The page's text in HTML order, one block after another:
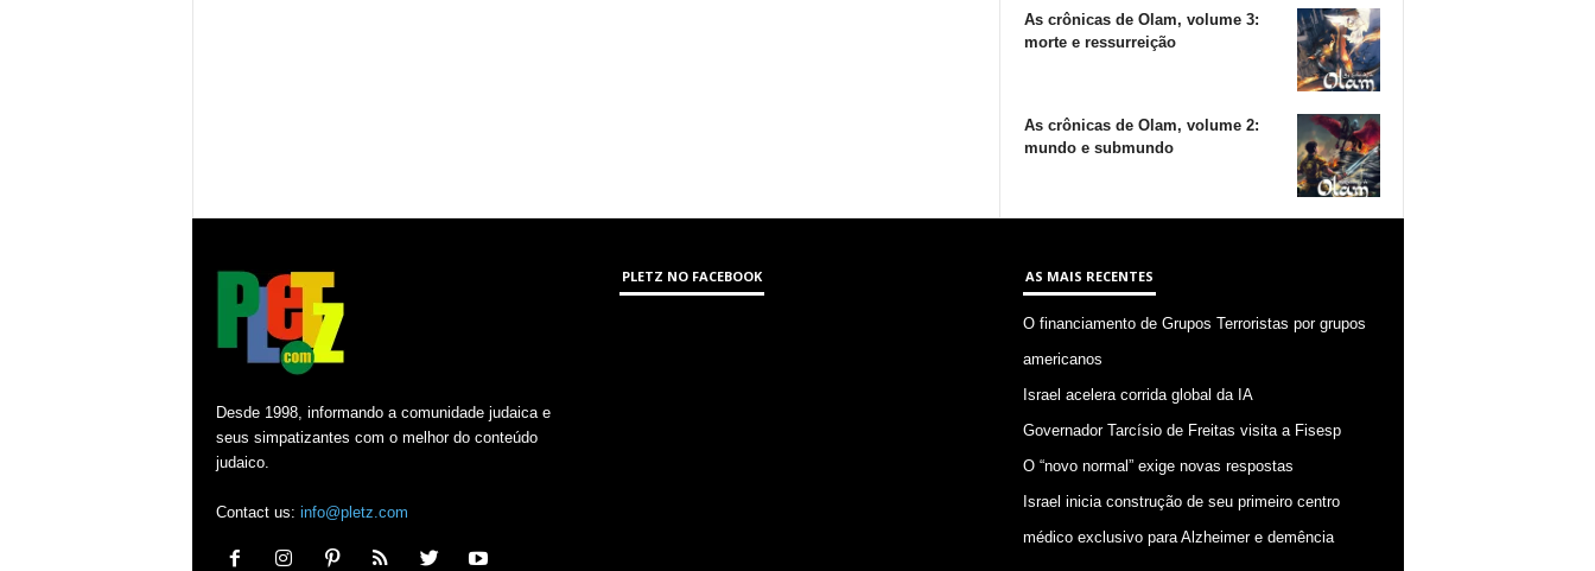
As crônicas de Olam, volume 3:
morte e ressurreição
As crônicas de Olam, volume 2:
mundo e submundo
Desde 1998, informando a comunidade judaica e
seus simpatizantes com o melhor do conteúdo
judaico.
Contact us: info@pletz.com
PLETZ NO FACEBOOK AS MAIS RECENTES
O financiamento de Grupos Terroristas por grupos
americanos
Israel acelera corrida global da IA
Governador Tarcísio de Freitas visita a Fisesp
O “novo normal” exige novas respostas
Israel inicia construção de seu primeiro centro
médico exclusivo para Alzheimer e demência